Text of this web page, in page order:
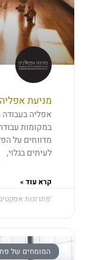
מניעת
אפליה
במקומות
מדווחים על
לעיתים בגלוי,
קרא עוד »
'פתרונות
המומחים של